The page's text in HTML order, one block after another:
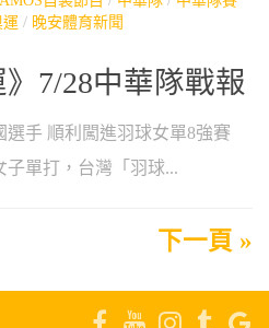
運 / 晚安體育新聞
7/28中華隊戰報
選手 順利闖進羽球女單8強賽
子單打，台灣「羽球...
下一頁 »